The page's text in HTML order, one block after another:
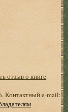
отзыв о книге
Контактный e-mail: